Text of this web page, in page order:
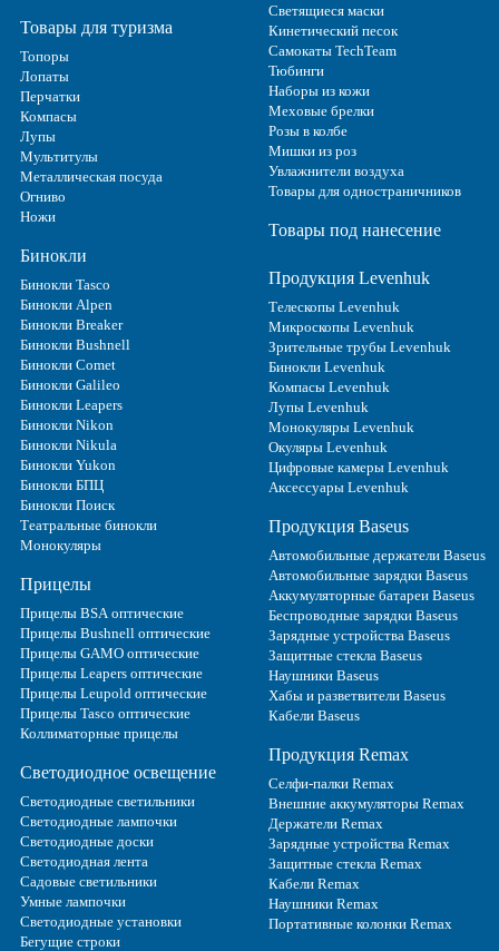
Товары для туризма
Топоры
Лопаты
Перчатки
Компасы
Лупы
Мультитулы
Металлическая посуда
Огниво
Ножи
Бинокли
Бинокли Tasco
Бинокли Alpen
Бинокли Breaker
Бинокли Bushnell
Бинокли Comet
Бинокли Galileo
Бинокли Leapers
Бинокли Nikon
Бинокли Nikula
Бинокли Yukon
Бинокли БПЦ
Бинокли Поиск
Театральные бинокли
Монокуляры
Прицелы
Прицелы BSA оптические
Прицелы Bushnell оптические
Прицелы GAMO оптические
Прицелы Leapers оптические
Прицелы Leupold оптические
Прицелы Tasco оптические
Коллиматорные прицелы
Светодиодное освещение
Светодиодные светильники
Светодиодные лампочки
Светодиодные доски
Светодиодная лента
Садовые светильники
Умные лампочки
Светодиодные установки
Бегущие строки
Светящиеся маски
Кинетический песок
Самокаты TechTeam
Тюбинги
Наборы из кожи
Меховые брелки
Розы в колбе
Мишки из роз
Увлажнители воздуха
Товары для одностраничников
Товары под нанесение
Продукция Levenhuk
Телескопы Levenhuk
Микроскопы Levenhuk
Зрительные трубы Levenhuk
Бинокли Levenhuk
Компасы Levenhuk
Лупы Levenhuk
Монокуляры Levenhuk
Окуляры Levenhuk
Цифровые камеры Levenhuk
Аксессуары Levenhuk
Продукция Baseus
Автомобильные держатели Baseus
Автомобильные зарядки Baseus
Аккумуляторные батареи Baseus
Беспроводные зарядки Baseus
Зарядные устройства Baseus
Защитные стекла Baseus
Наушники Baseus
Хабы и разветвители Baseus
Кабели Baseus
Продукция Remax
Селфи-палки Remax
Внешние аккумуляторы Remax
Держатели Remax
Зарядные устройства Remax
Защитные стекла Remax
Кабели Remax
Наушники Remax
Портативные колонки Remax